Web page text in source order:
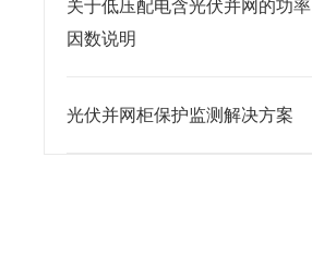
关于低压配电含光伏并网的功率
因数说明
光伏并网柜保护监测解决方案